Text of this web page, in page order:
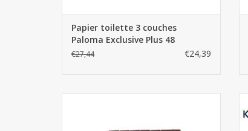
Papier toilette 3 couches
Paloma Exclusive Plus 48
rouleaux
€27,44 €24,39